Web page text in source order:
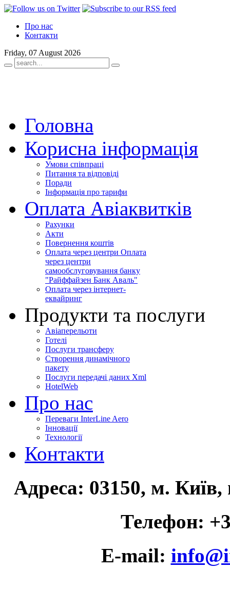
Про нас
Контакти
Friday, 07 August 2026
Головна
Корисна інформація
Умови співпраці
Питання та відповіді
Поради
Інформація про тарифи
Оплата Авіаквитків
Рахунки
Акти
Повернення коштів
Оплата через центри Оплата
через центри
самообслуговування банку
"Райффайзен Банк Аваль"
Оплата через інтернет-
еквайринг
Продукти та послуги
Авіаперельоти
Готелі
Послуги трансферу
Створення динамічного
пакету
Послуги передачі даних Xml
HotelWeb
Про нас
Переваги InterLine Aero
Інновації
Технології
Контакти
Адреса: 03150, м.
Телефон:
E-mail: